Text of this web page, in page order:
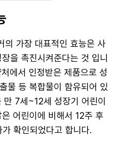
의 가장 대표적인 효능은 사
을 촉진시켜준다는 것 입니
에서 인정받은 제품으로 성
물 등 복합물이 함유되어 있
7세~12세 성장기 어린이
어린이에 비해서 12주 후
확인되었다고 합니다.